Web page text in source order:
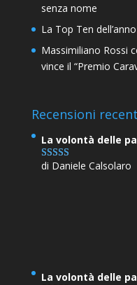
senza nome
La Top Ten
Massimiliano Rossi
vince il “Premio
Recensioni
La volontà delle
Valutato5su
di Daniele Calsolaro
La volontà delle